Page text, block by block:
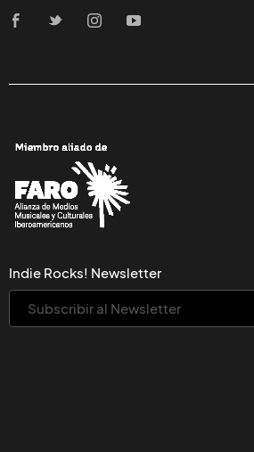
Indie Rocks! Newsletter